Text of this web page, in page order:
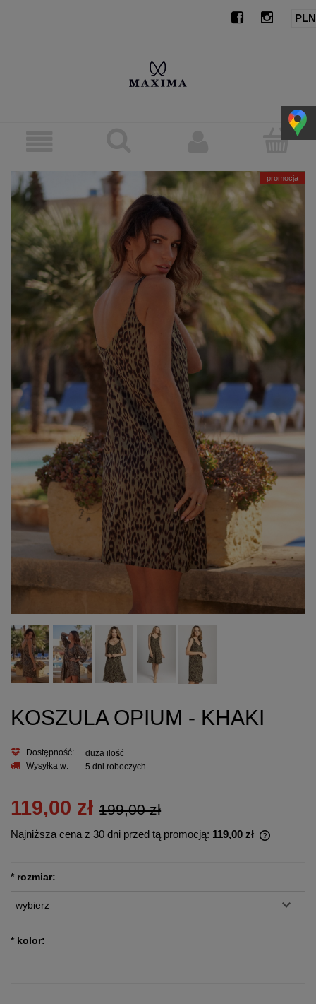
promocja
KOSZULA OPIUM - KHAKI
Dostępność:
duża ilość
Wysyłka w:
5 dni roboczych
119,00 zł 199,00 zł
Najniższa cena z 30 dni przed tą promocją: 119,00 zł
* rozmiar:
* kolor: